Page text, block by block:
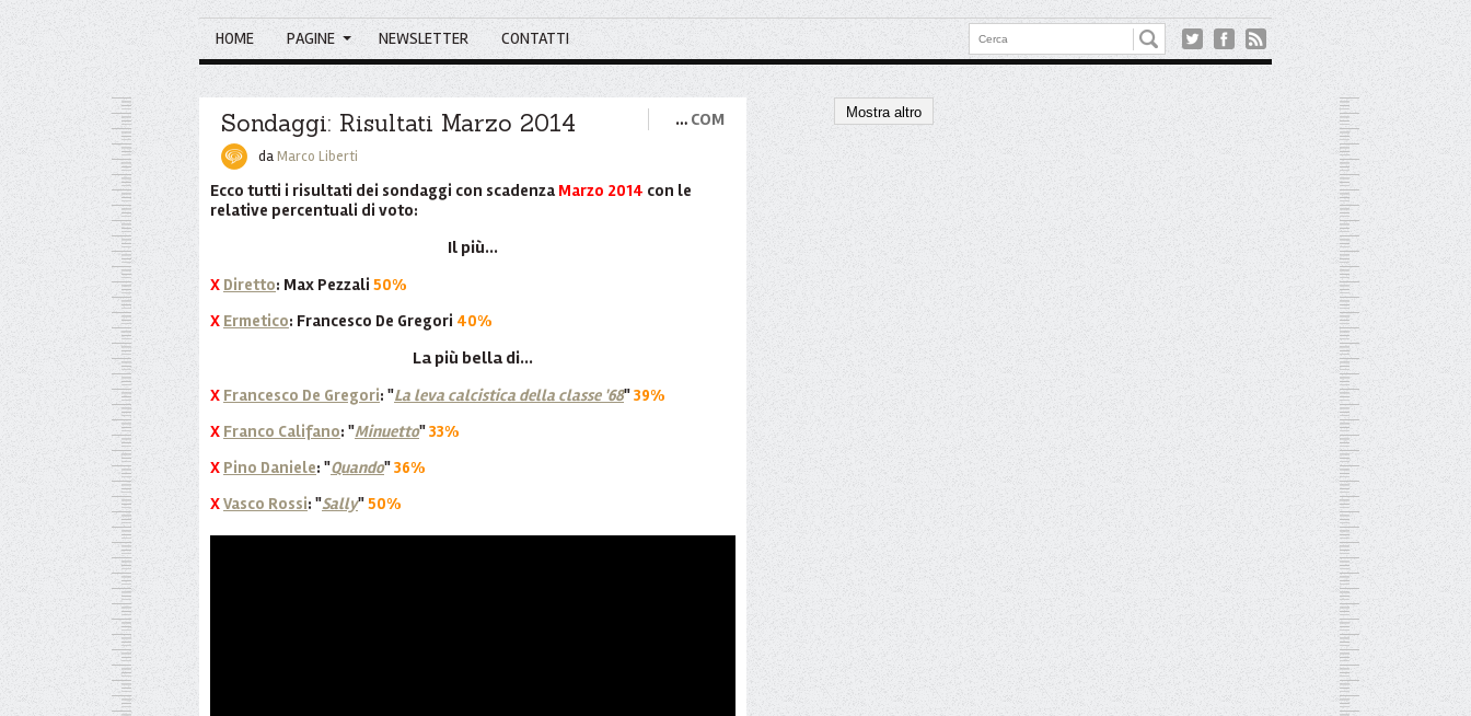
HOME PAGINE NEWSLETTER CONTATTI
Sondaggi: Risultati Marzo 2014 … COM
daMarco Liberti
Ecco tutti i risultati dei sondaggi con scadenzaMarzo 2014 con le
relative percentuali di voto:
Il più...
X Diretto: Max Pezzali 50%
X Ermetico: Francesco De Gregori 40%
La più bella di...
X Francesco De Gregori: "La leva calcistica della classe '68"39%
X Franco Califano: "Minuetto"33%
X Pino Daniele: "Quando"36%
XVasco Rossi: "Sally"50%
Mostra altro